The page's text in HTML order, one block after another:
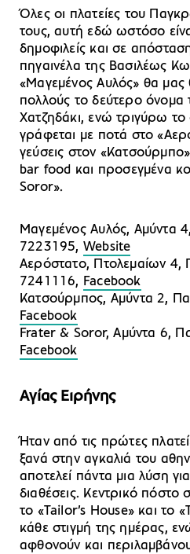
Όλες οι πλατείες του
τους, αυτή εδώ ωστόσο
δημοφιλείς και σε
πηγαινέλα της Βασιλέως
«Μαγεμένος Αυλός» θα μας
πολλούς το δεύτερο όνομα
Χατζηδάκι, ενώ τριγύρω το
γράφεται με ποτά στο
γεύσεις στον
bar food και προσεγμένα
Soror».
Μαγεμένος Αυλός, Αμύντα
7223195, Website
Αερόστατο, Πτολεμαίων 4,
7241116, Facebook
Κατσούρμπος, Αμύντα 2,
Facebook
Frater & Soror, Αμύντα 6,
Facebook
Αγίας Ειρήνης
Ήταν από τις πρώτες
ξανά στην αγκαλιά του
αποτελεί πάντα μια λύση
διαθέσεις. Κεντρικό πόστο
το «Tailor’s House» και το
κάθε στιγμή της ημέρας,
αφθονούν και